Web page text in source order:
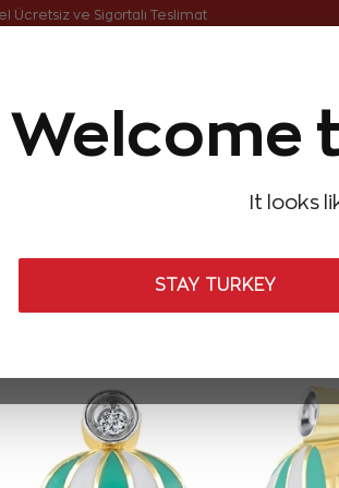
Welcome
It looks
STAY TURKEY
Ücretsiz ve Sigortalı Teslimat
Aynı Gün Kargo Çok Satanlar